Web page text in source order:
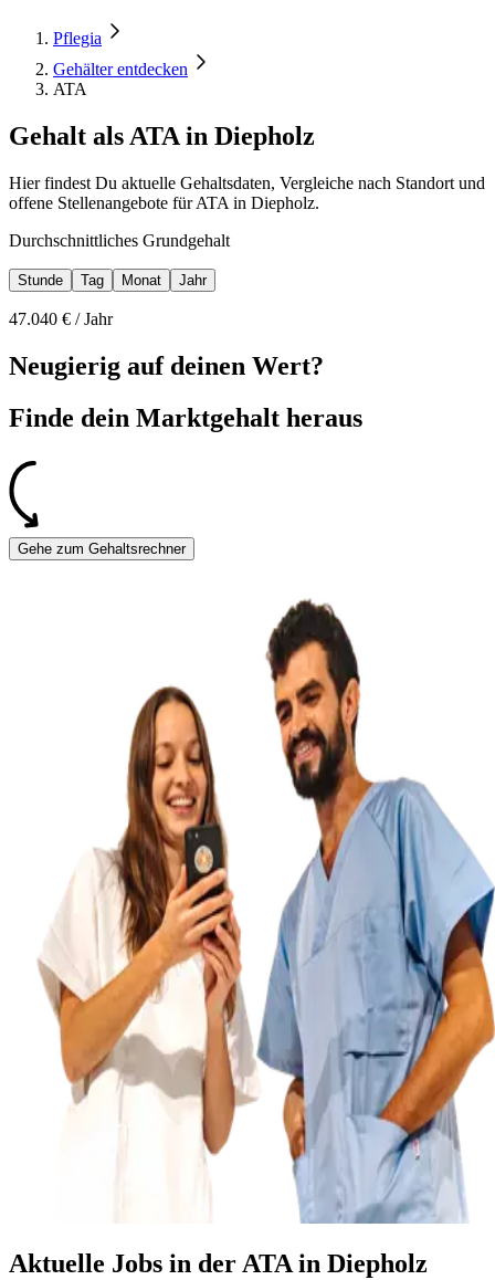
Pflegia
Gehälter entdecken
ATA
Gehalt als ATA in Diepholz
Hier findest Du aktuelle Gehaltsdaten, Vergleiche nach Standort und
offene Stellenangebote für ATA in Diepholz.
Durchschnittliches Grundgehalt
Stunde Tag Monat Jahr
47.040 € /Jahr
Neugierig auf deinen Wert?
Finde dein Marktgehalt heraus
Gehe zum Gehaltsrechner
Aktuelle Jobs in der ATA in Diepholz